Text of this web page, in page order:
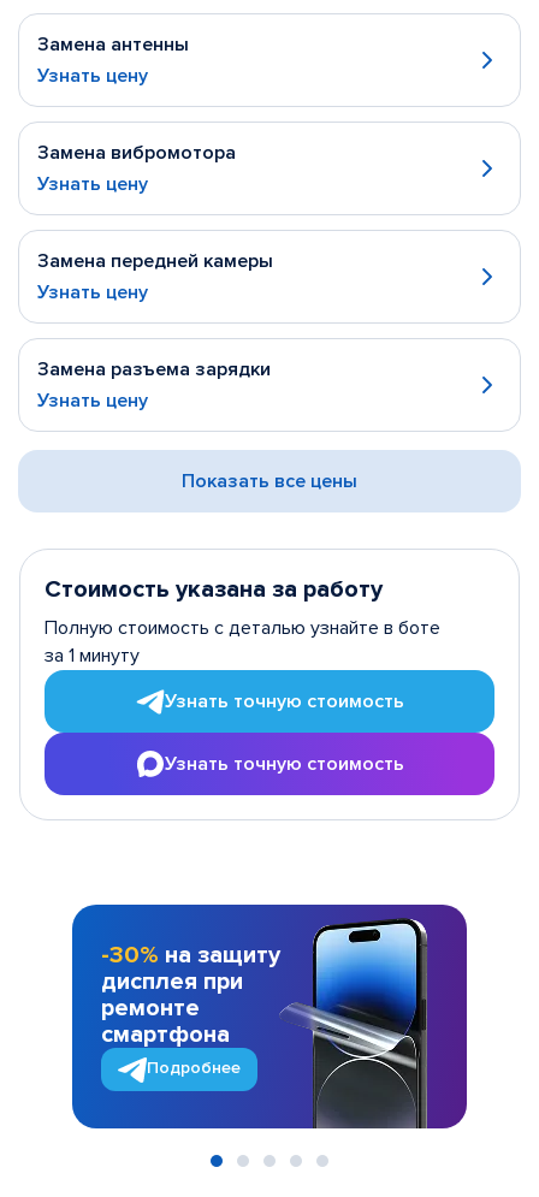
Замена антенны
Узнать цену
Замена вибромотора
Узнать цену
Замена передней камеры
Узнать цену
Замена разъема зарядки
Узнать цену
Показать все цены
Стоимость указана за работу
Полную стоимость с деталью узнайте в боте
за 1 минуту
Узнать точную стоимость
Узнать точную стоимость
-30% на защиту
дисплея при
ремонте
смартфона
Подробнее